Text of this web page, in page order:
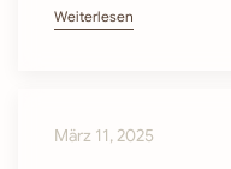
Weiterlesen
März 11, 2025